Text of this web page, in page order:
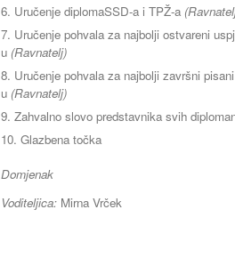
Uručenje diplomaSSD-a i TPŽ-a
Uručenje pohvala za najbolji ostvareni
u (Ravnatelj)
Uručenje pohvala za najbolji završni
u (Ravnatelj)
Zahvalno slovo predstavnika svih
Glazbena točka
Domjenak
Voditeljica: Mirna Vrček